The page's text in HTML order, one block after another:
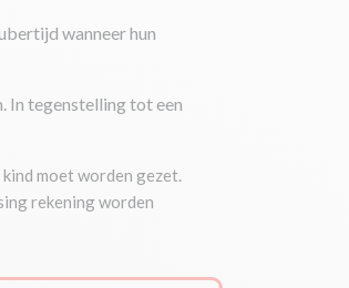
wanneer hun
In tegenstelling tot een
moet worden gezet.
rekening worden